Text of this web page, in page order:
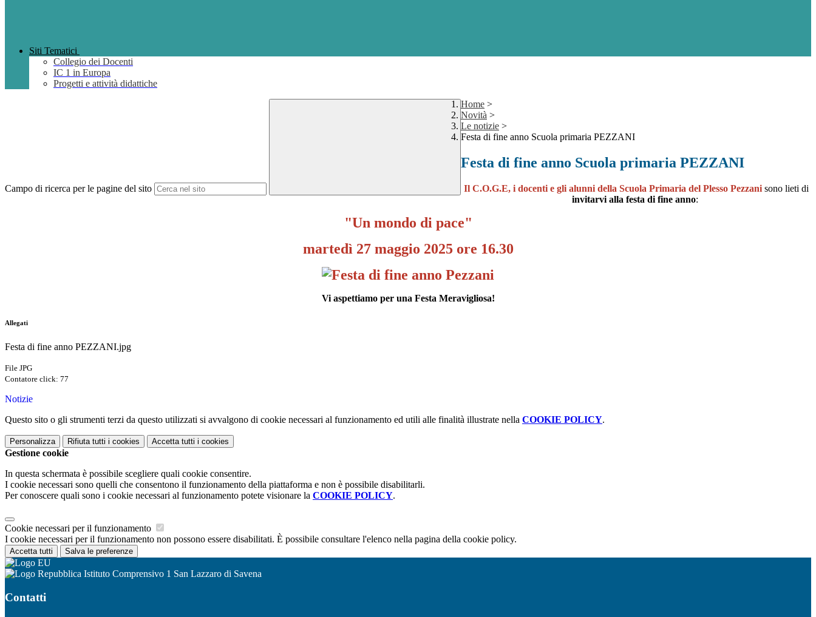
Siti Tematici
Collegio dei Docenti
IC 1 in Europa
Progetti e attività didattiche
Campo di ricerca per le pagine del sito
Home >
Novità >
Le notizie >
Festa di fine anno Scuola primaria PEZZANI
Festa di fine anno Scuola primaria PEZZANI
Il C.O.G.E, i docenti e gli alunni della Scuola Primaria del Plesso Pezzanisono lieti di
invitarvi alla festa di fine anno:
"Un mondo di pace"
martedì 27 maggio 2025 ore 16.30
Vi aspettiamo per una Festa Meravigliosa!
Allegati
Festa di fine anno PEZZANI.jpg
File JPG
Contatore click: 77
Notizie
Questo sito o gli strumenti terzi da questo utilizzati si avvalgono di cookie necessari al funzionamento ed utili alle finalità illustrate nella COOKIE POLICY.
Personalizza Rifiuta tutti i cookies Accetta tutti i cookies
Gestione cookie
In questa schermata è possibile scegliere quali cookie consentire.
I cookie necessari sono quelli che consentono il funzionamento della piattaforma e non è possibile disabilitarli.
Per conoscere quali sono i cookie necessari al funzionamento potete visionare la COOKIE POLICY.
Cookie necessari per il funzionamento
I cookie necessari per il funzionamento non possono essere disabilitati. È possibile consultare l'elenco nella pagina della cookie policy.
Accetta tutti Salva le preferenze
Istituto Comprensivo 1 San Lazzaro di Savena
Contatti